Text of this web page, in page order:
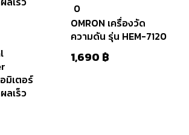
มิเตอร์
ลเร็ว
0
ใน
5
0
OMRON เครื่องวัด
ความดัน รุ่น HEM-7120
1,690 ฿